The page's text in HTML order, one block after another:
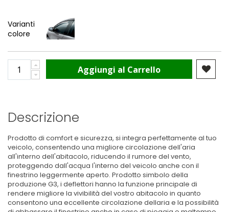
Varianti
colore
Aggiungi al Carrello
Descrizione
Prodotto di comfort e sicurezza, si integra perfettamente al tuo
veicolo, consentendo una migliore circolazione dell'aria
all'interno dell'abitacolo, riducendo il rumore del vento,
proteggendo dall'acqua l'interno del veicolo anche con il
finestrino leggermente aperto. Prodotto simbolo della
produzione G3, i deflettori hanno la funzione principale di
rendere migliore la vivibilità del vostro abitacolo in quanto
consentono una eccellente circolazione dellaria e la possibilità